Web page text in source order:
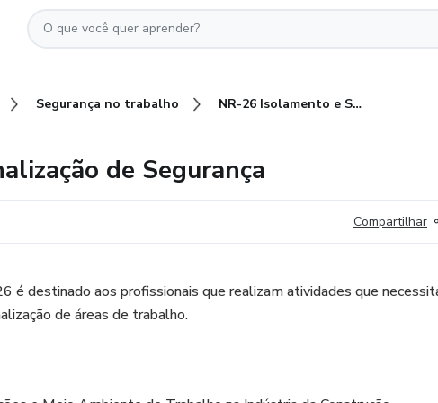
Segurança no trabalho NR-26 Isolamento e Sinalização de Segurança
de Segurança
Compartilhar
é destinado aos profissionais que realizam atividades que
de áreas de trabalho.